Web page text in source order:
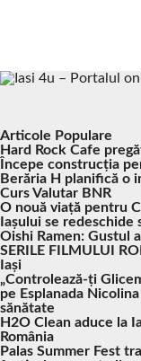
Articole Populare
Hard Rock Cafe
Începe construcția
Berăria H planifică o
Curs Valutar BNR
O nouă viață pentru
Iașului se redeschide
Oishi Ramen: Gustul
SERILE FILMULUI
Iași
„Controlează-ți
pe Esplanada
sănătate
H2O Clean aduce la
România
Palas Summer Fest